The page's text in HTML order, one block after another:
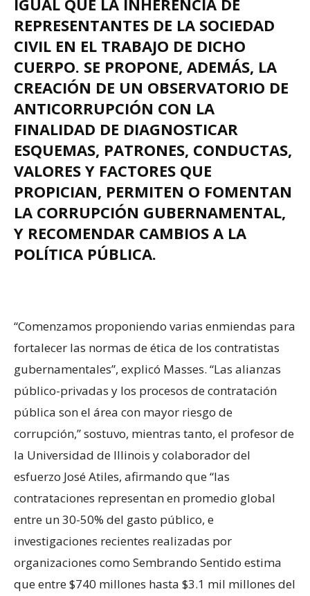
REPRESENTANTES DE LA SOCIEDAD
CIVIL EN EL TRABAJO DE DICHO
CUERPO. SE PROPONE, ADEMÁS, LA
CREACIÓN DE UN OBSERVATORIO DE
ANTICORRUPCIÓN CON LA
FINALIDAD DE DIAGNOSTICAR
ESQUEMAS, PATRONES, CONDUCTAS,
VALORES Y FACTORES QUE
PROPICIAN, PERMITEN O FOMENTAN
LA CORRUPCIÓN GUBERNAMENTAL,
Y RECOMENDAR CAMBIOS A LA
POLÍTICA PÚBLICA.
“Comenzamos proponiendo varias enmiendas para
fortalecer las normas de ética de los contratistas
gubernamentales”, explicó Masses. “Las alianzas
público-privadas y los procesos de contratación
pública son el área con mayor riesgo de
corrupción,” sostuvo, mientras tanto, el profesor de
la Universidad de Illinois y colaborador del
esfuerzo José Atiles, afirmando que “las
contrataciones representan en promedio global
entre un 30-50% del gasto público, e
investigaciones recientes realizadas por
organizaciones como Sembrando Sentido estima
que entre $740 millones hasta $3.1 mil millones del